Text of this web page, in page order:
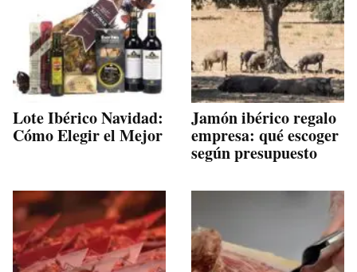
Lote Ibérico Navidad:
Cómo Elegir el Mejor
Jamón ibérico regalo
empresa: qué escoger
según presupuesto